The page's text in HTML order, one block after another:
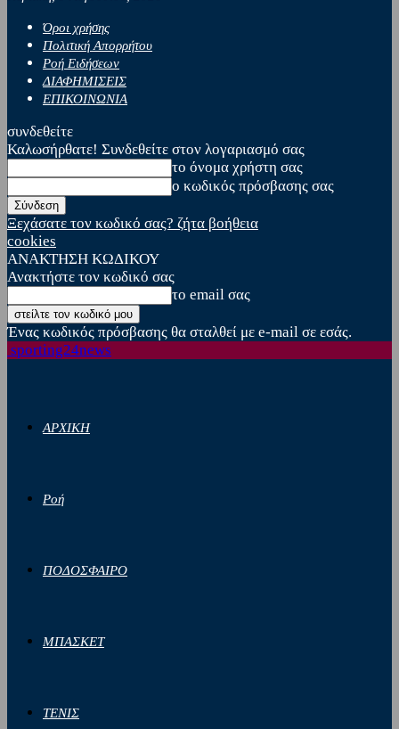
Όροι χρήσης
Πολιτική Απορρήτου
Ροή Ειδήσεων
ΔΙΑΦΗΜΙΣΕΙΣ
ΕΠΙΚΟΙΝΩΝΙΑ
συνδεθείτε
Καλωσήρθατε! Συνδεθείτε στον λογαριασμό σας
το όνομα χρήστη σας
ο κωδικός πρόσβασης σας
Ξεχάσατε τον κωδικό σας? ζήτα βοήθεια
cookies
ΑΝΑΚΤΗΣΗ ΚΩΔΙΚΟΥ
Ανακτήστε τον κωδικό σας
το email σας
Ένας κωδικός πρόσβασης θα σταλθεί με e-mail σε εσάς.
sporting24news
ΑΡΧΙΚΗ
Ροή
ΠΟΔΟΣΦΑΙΡΟ
ΜΠΑΣΚΕΤ
ΤΕΝΙΣ